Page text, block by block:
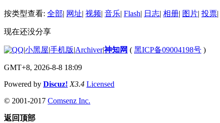
按类型查看: 全部| 网址| 视频| 音乐| Flash| 日志| 相册| 图片| 投票|
现在还没分享
|小黑屋|手机版|Archiver|神知网 ( 黑ICP备09004198号 )
GMT+8, 2026-8-8 18:09
Powered by Discuz! X3.4 Licensed
© 2001-2017 Comsenz Inc.
返回顶部